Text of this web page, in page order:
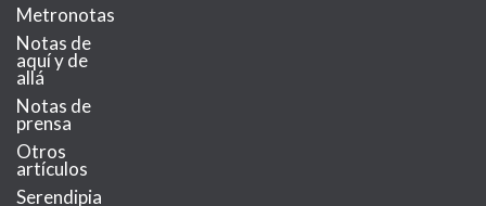
Metronotas
Notas de
aquí y de
allá
Notas de
prensa
Otros
artículos
Serendipia